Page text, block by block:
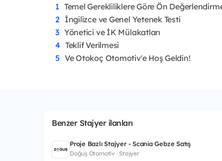
Temel Gerekliliklere Göre Ön
İngilizce ve Genel Yetenek Testi
Yönetici ve İK Mülakatları
Teklif Verilmesi
Ve Otokoç Otomotiv'e Hoş Geldin!
Benzer Stajyer ilanları
Proje Bazlı Stajyer - Scania Gebze Satış
Doğuş Otomotiv · Stajyer